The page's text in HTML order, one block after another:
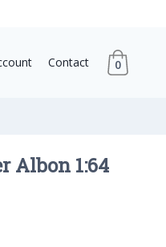
Contact 0
Albon 1:64